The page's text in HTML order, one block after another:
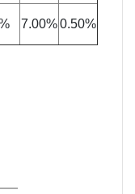
7.00%0.50%